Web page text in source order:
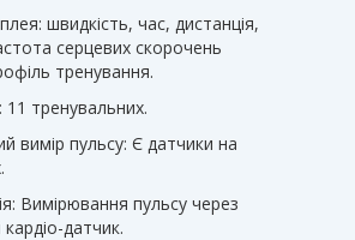
швидкість, час, дистанція,
серцевих скорочень
тренування.
тренувальних.
вимір пульсу: Є датчики на
Вимірювання пульсу через
датчик.